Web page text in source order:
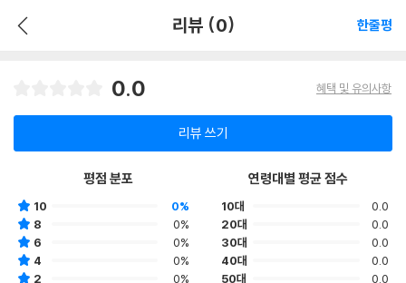
리뷰 (0) 한줄평
0.0 혜택 및 유의사항
리뷰 쓰기
평점 분포
10
0%
8
0%
6
0%
4
0%
2
0%
연령대별 평균 점수
10대
0.0
20대
0.0
30대
0.0
40대
0.0
50대
0.0